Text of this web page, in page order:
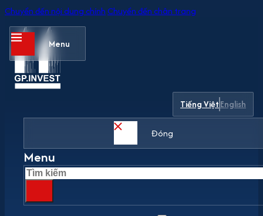
Chuyển đến nội dung chính Chuyển đến chân trang
Menu
Tiếng ViệtEnglish
Đóng
Menu
Tìm
kiếm